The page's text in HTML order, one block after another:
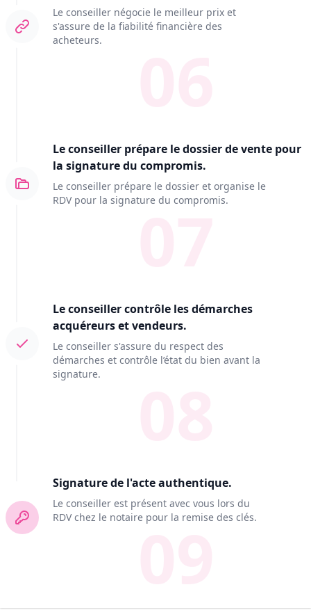
Le conseiller négocie le meilleur prix et
s'assure de la fiabilité financière des
acheteurs.
Le conseiller prépare le dossier de vente pour
la signature du compromis.
Le conseiller prépare le dossier et organise le
RDV pour la signature du compromis.
Le conseiller contrôle les démarches
acquéreurs et vendeurs.
Le conseiller s'assure du respect des
démarches et contrôle l’état du bien avant la
signature.
Signature de l'acte authentique.
Le conseiller est présent avec vous lors du
RDV chez le notaire pour la remise des clés.